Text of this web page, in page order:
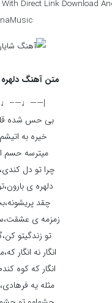
Direct Link Download
متن آهنگ دلهره
بی حس شده
خیره به
میترسه حسم
چرا تو دل
دلهره ی
چقد
زمزمه ی
تو زندگیتو
انگار نه انگار
انگار که کوه
مثله یه